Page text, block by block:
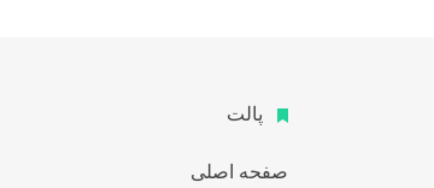
پالت
صفحه اصلی